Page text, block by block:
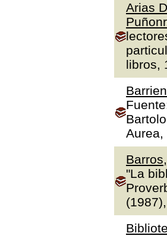
Arias
libros,
Aurea,
"La